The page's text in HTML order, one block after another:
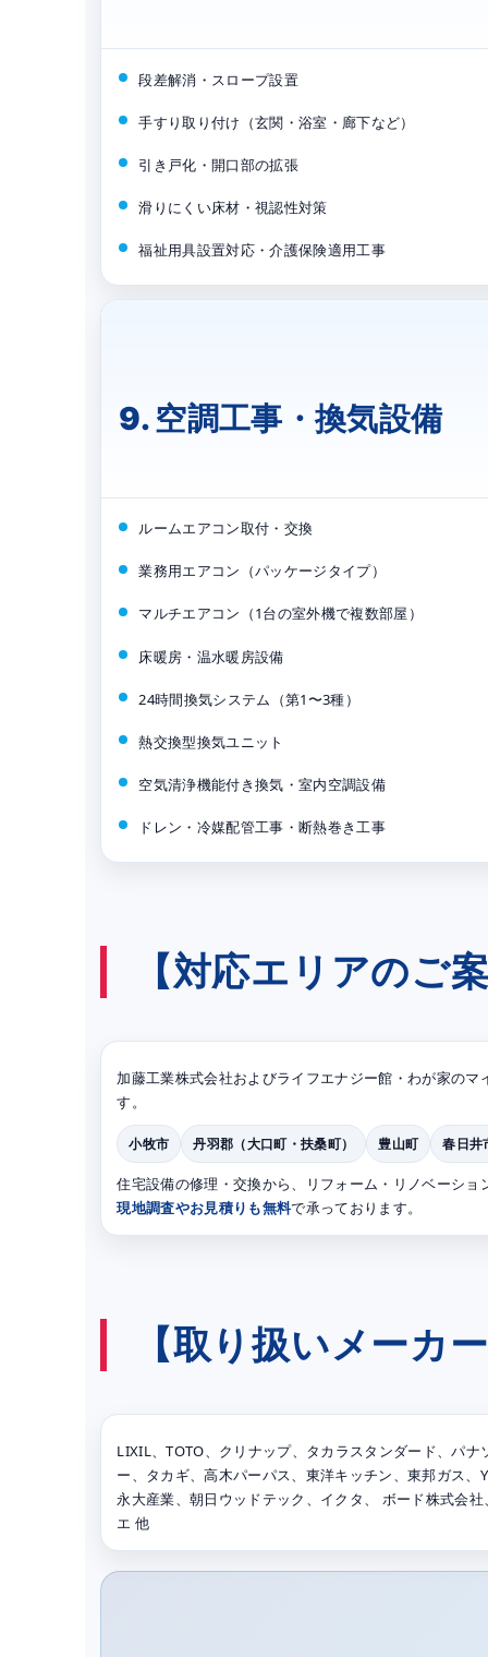
段差解消・スロープ設置
手すり取り付け（玄関・浴室・廊下など）
引き戸化・開口部の拡張
滑りにくい床材・視認性対策
福祉用具設置対応・介護保険適用工事
9. 空調工事・換気設備
ルームエアコン取付・交換
業務用エアコン（パッケージタイプ）
マルチエアコン（1台の室外機で複数部屋）
床暖房・温水暖房設備
24時間換気システム（第1〜3種）
熱交換型換気ユニット
空気清浄機能付き換気・室内空調設備
ドレン・冷媒配管工事・断熱巻き工事
【対応エリアのご
加藤工業株式会社およびライフエナジー館・わが家の
す。
小牧市 丹羽郡（大口町・扶桑町） 豊山町 春日井
住宅設備の修理・交換から、リフォーム・リノベーシ
現地調査やお見積りも無料で承っております。
【取り扱いメーカ
LIXIL、TOTO、クリナップ、タカラスタンダード、パ
ー、タカギ、高木パーパス、東洋キッチン、東邦ガス
永大産業、朝日ウッドテック、イクタ、 ボード株式会
エ 他